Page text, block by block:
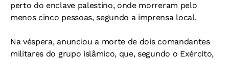
perto do enclave palestino, onde morreram pelo
menos cinco pessoas, segundo a imprensa local.
Na véspera, anunciou a morte de dois comandantes
militares do grupo islâmico, que, segundo o Exército,